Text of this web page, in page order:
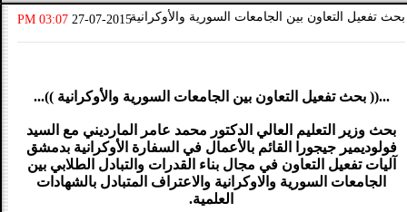
بحث تفعيل التعاون بين الجامعات السورية والأوكرانية27-07-2015
03:07 PM
...(( بحث تفعيل التعاون بين الجامعات السورية والأوكرانية ))...
بحث وزير التعليم العالي الدكتور محمد عامر المارديني مع السيد
فولوديمير جيجورا القائم بالأعمال في السفارة الأوكرانية بدمشق
آليات تفعيل التعاون في مجال بناء القدرات والتبادل الطلابي بين
الجامعات السورية والاوكرانية والاعتراف المتبادل بالشهادات
العلمية.